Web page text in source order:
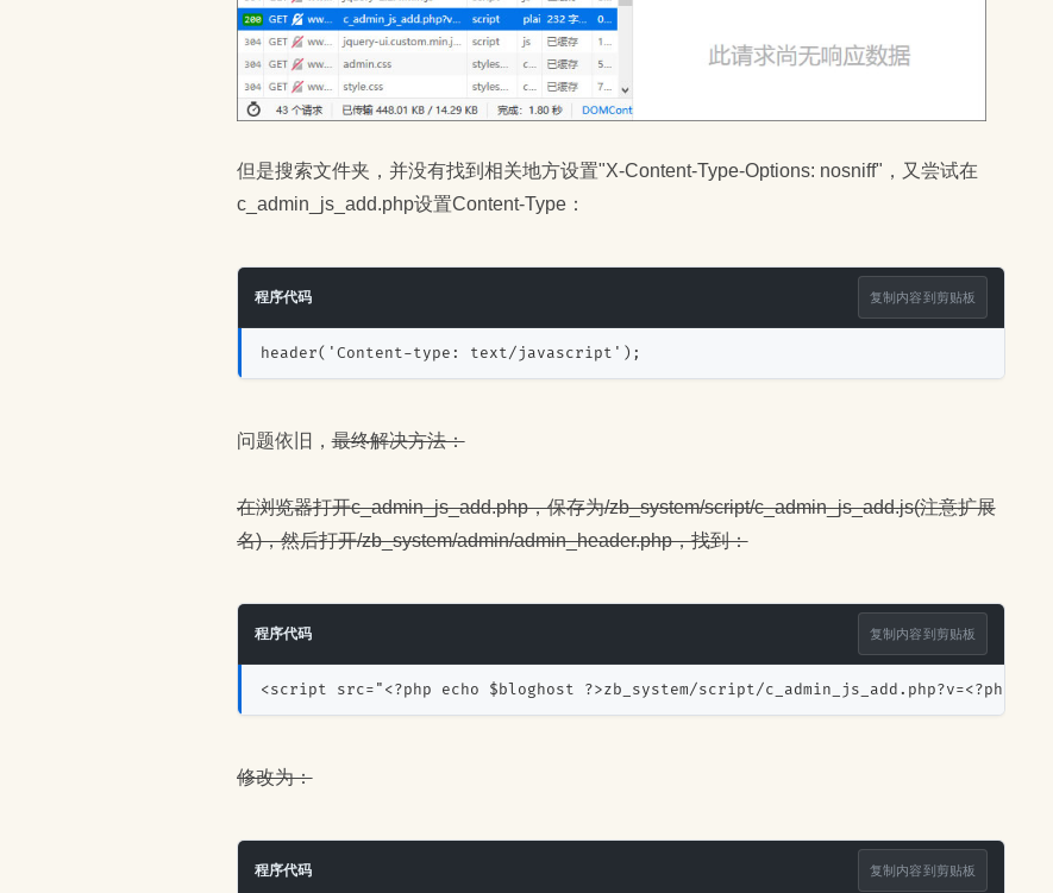
但是搜索文件夹，并没有找到相关地方设置"X-Content-Type-Options: nosniff"，又尝试在
c_admin_js_add.php设置Content-Type：
程序代码 复制内容到剪贴板
header('Content-type: text/javascript');
问题依旧，最终解决方法：
在浏览器打开c_admin_js_add.php，保存为/zb_system/script/c_admin_js_add.js(注意扩展
名)，然后打开/zb_system/admin/admin_header.php，找到：
程序代码 复制内容到剪贴板
<script src="<?php echo $bloghost ?>zb_system/script/
修改为：
程序代码 复制内容到剪贴板